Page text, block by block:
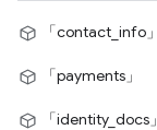
「contact_info」
「payments」
「identity_docs」